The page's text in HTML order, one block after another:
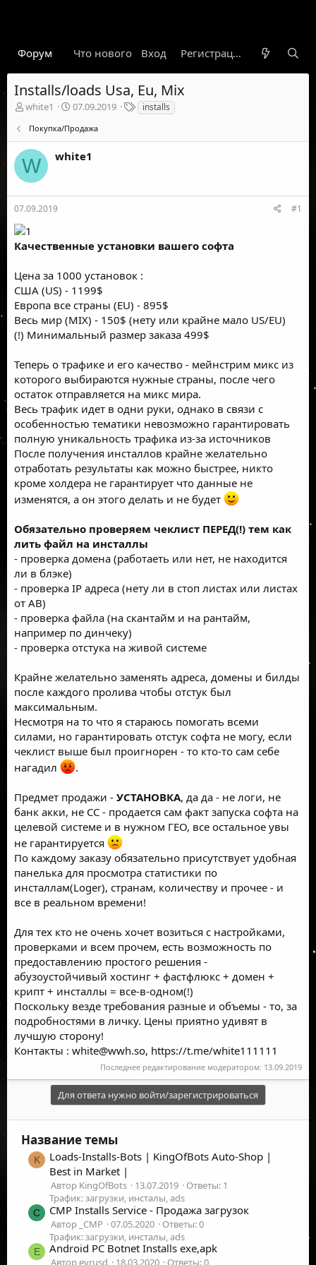
Форум Что нового Гарант Новости
Вход Регистрация
Installs/loads Usa, Eu, Mix
А
о
т
е
м
ы
white1
Д
т
а
н
а
07.09.2019
Т
е
и
installs
Покупка/Продажа
W white1
07.09.2019 #1
Качественные установки вашего софта
Цена за 1000 установок :
США (US) - 1199$
Европа все страны (EU) - 895$
Весь мир (MIX) - 150$ (нету или крайне мало US/EU)
(!) Минимальный размер заказа 499$
Теперь о трафике и его качество - мейнстрим микс из
которого выбираются нужные страны, после чего
остаток отправляется на микс мира.
Весь трафик идет в одни руки, однако в связи с
особенностью тематики невозможно гарантировать
полную уникальность трафика из-за источников
После получения инсталлов крайне желательно
отработать результаты как можно быстрее, никто
кроме холдера не гарантирует что данные не
изменятся, а он этого делать и не будет
Обязательно проверяем чеклист ПЕРЕД(!) тем как
лить файл на инсталлы
- проверка домена (работаеть или нет, не находится
ли в блэке)
- проверка IP адреса (нету ли в стоп листах или листах
от АВ)
- проверка файла (на скантайм и на рантайм,
например по динчеку)
- проверка отстука на живой системе
Крайне желательно заменять адреса, домены и билды
после каждого пролива чтобы отстук был
максимальным.
Несмотря на то что я стараюсь помогать всеми
силами, но гарантировать отстук софта не могу, если
чеклист выше был проигнорен - то кто-то сам себе
нагадил
.
Предмет продажи - УСТАНОВКА, да да - не логи, не
банк акки, не СС - продается сам факт запуска софта на
целевой системе и в нужном ГЕО, все остальное увы
не гарантируется
По каждому заказу обязательно присутствует удобная
панелька для просмотра статистики по
инсталлам(Loger), странам, количеству и прочее - и
все в реальном времени!
Для тех кто не очень хочет возиться с настройками,
проверками и всем прочем, есть возможность по
предоставлению простого решения -
абузоустойчивый хостинг + фастфлюкс + домен +
крипт + инсталлы = все-в-одном(!)
Поскольку везде требования разные и объемы - то, за
подробностями в личку. Цены приятно удивят в
лучшую сторону!
Контакты : white@wwh.so, https://t.me/white111111
Последнее редактирование модератором: 13.09.2019
Для ответа нужно войти/зарегистрироваться
Название темы
K
Loads-Installs-Bots | KingOfBots Auto-Shop |
Best in Market |
Автор KingOfBots 13.07.2019
Ответы: 1
Трафик: загрузки, инсталы, ads
C CMP Installs Service - Продажа загрузок
Автор _CMP 07.05.2020
Ответы: 0
Трафик: загрузки, инсталы, ads
E Android PC Botnet Installs exe,apk
Автор evrusd 18.03.2020 Ответы: 0